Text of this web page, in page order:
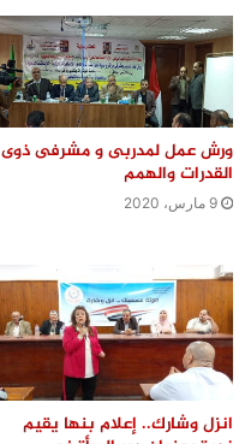
ورش عمل لمدربى و مشرفى ذوى
القدرات والهمم
9 مارس، 2020
انزل وشارك.. إعلام بنها يقيم